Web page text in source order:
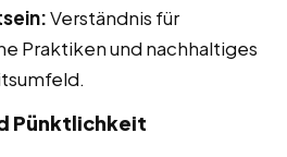
Verständnis für
Praktiken und nachhaltiges
Pünktlichkeit